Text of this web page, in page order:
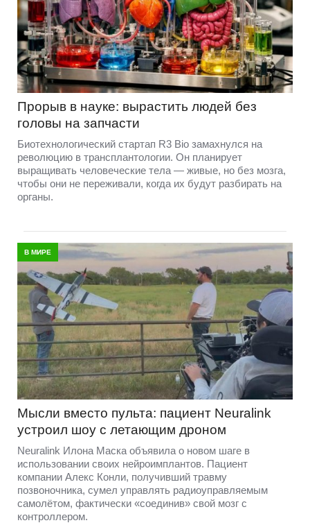
Прорыв в науке: вырастить людей без
головы на запчасти
Биотехнологический стартап R3 Bio замахнулся на
революцию в трансплантологии. Он планирует
выращивать человеческие тела — живые, но без мозга,
чтобы они не переживали, когда их будут разбирать на
органы.
В МИРЕ
Мысли вместо пульта: пациент Neuralink
устроил шоу с летающим дроном
Neuralink Илона Маска объявила о новом шаге в
использовании своих нейроимплантов. Пациент
компании Алекс Конли, получивший травму
позвоночника, сумел управлять радиоуправляемым
самолётом, фактически «соединив» свой мозг с
контроллером.